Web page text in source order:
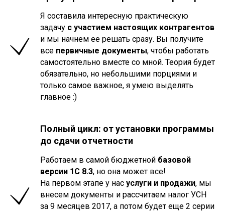
Я составила интересную практическую
задачу с участием настоящих контрагентов
и мы начнем ее решать сразу. Вы получите
все первичные документы, чтобы работать
самостоятельно вместе со мной. Теория будет
обязательно, но небольшими порциями и
только самое важное, я умею выделять
главное :)
Полный цикл: от установки программы
до сдачи отчетности
Работаем в самой бюджетной базовой
версии 1С 8.3, но она может все!
На первом этапе у нас услуги и продажи, мы
внесем документы и рассчитаем налог УСН
за 9 месяцев 2017, а потом будет еще 2 серии